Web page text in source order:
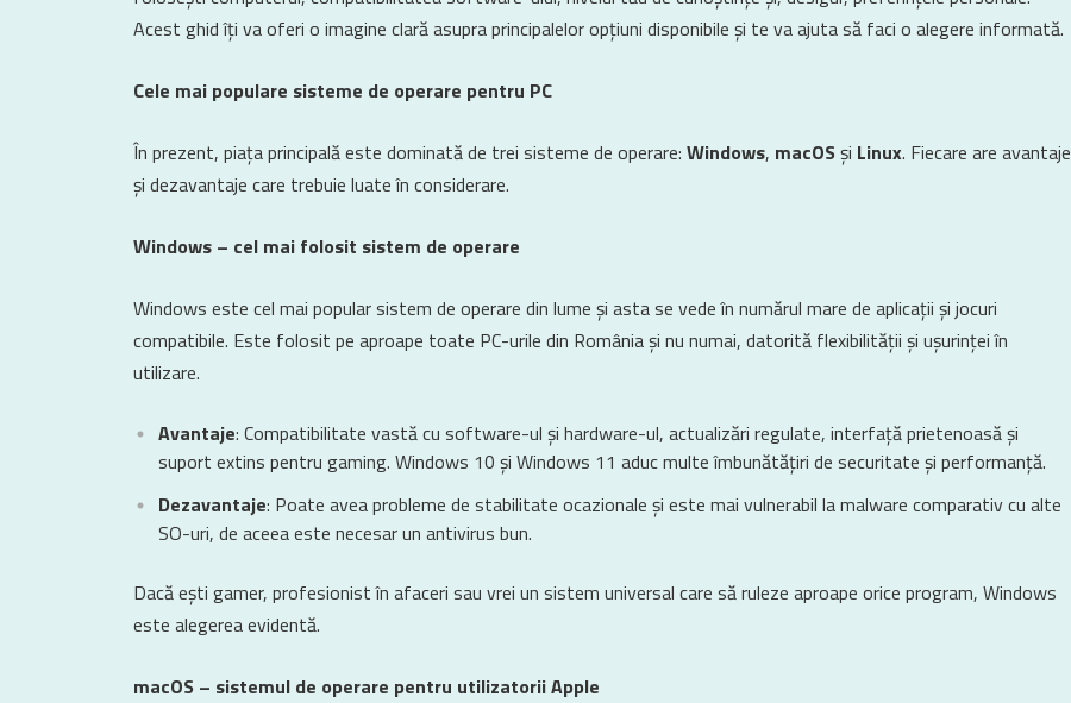
Acest ghid îți va oferi o imagine clară asupra principalelor opțiuni disponibile și te va ajuta să faci o alegere informată.
Cele mai populare sisteme de operare pentru PC
În prezent, piața principală este dominată de trei sisteme de operare: Windows, macOSși Linux. Fiecare are avantaje
și dezavantaje care trebuie luate în considerare.
Windows – cel mai folosit sistem de operare
Windows este cel mai popular sistem de operare din lume și asta se vede în numărul mare de aplicații și jocuri
compatibile. Este folosit pe aproape toate PC-urile din România și nu numai, datorită flexibilității și ușurinței în
utilizare.
Avantaje: Compatibilitate vastă cu software-ul și hardware-ul, actualizări regulate, interfață prietenoasă și
suport extins pentru gaming. Windows 10 și Windows 11 aduc multe îmbunătățiri de securitate și performanță.
Dezavantaje: Poate avea probleme de stabilitate ocazionale și este mai vulnerabil la malware comparativ cu alte
SO-uri, de aceea este necesar un antivirus bun.
Dacă ești gamer, profesionist în afaceri sau vrei un sistem universal care să ruleze aproape orice program, Windows
este alegerea evidentă.
macOS – sistemul de operare pentru utilizatorii Apple